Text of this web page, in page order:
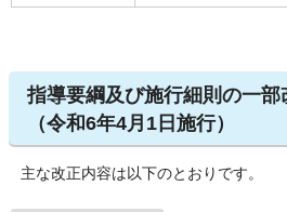
指導要綱及び施行細則の一部
（令和6年4月1日施行）
主な改正内容は以下のとおりです。